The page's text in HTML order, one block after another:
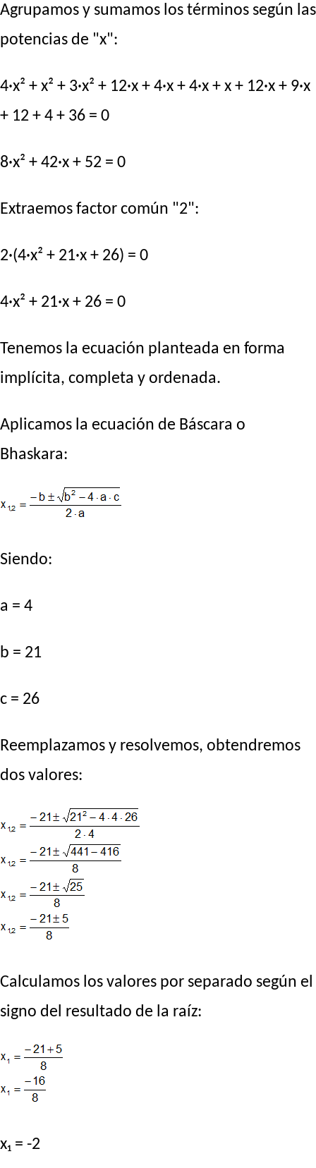
Agrupamos y sumamos los términos según las
potencias de "x":
4·x² + x² + 3·x² + 12·x + 4·x + 4·x + x + 12·x + 9·x
+ 12 + 4 + 36 = 0
8·x² + 42·x + 52 = 0
Extraemos factor común "2":
2·(4·x² + 21·x + 26) = 0
4·x² + 21·x + 26 = 0
Tenemos la ecuación planteada en forma
implícita, completa y ordenada.
Aplicamos la ecuación de Báscara o
Bhaskara:
Siendo:
a = 4
b = 21
c = 26
Reemplazamos y resolvemos, obtendremos
dos valores:
Calculamos los valores por separado según el
signo del resultado de la raíz:
x₁ = -2